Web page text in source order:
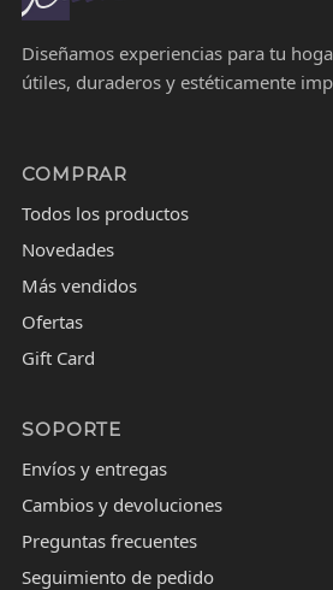
Diseñamos experiencias para tu
útiles, duraderos y estéticamente
COMPRAR
Todos los productos
Novedades
Más vendidos
Ofertas
Gift Card
SOPORTE
Envíos y entregas
Cambios y devoluciones
Preguntas frecuentes
Seguimiento de pedido